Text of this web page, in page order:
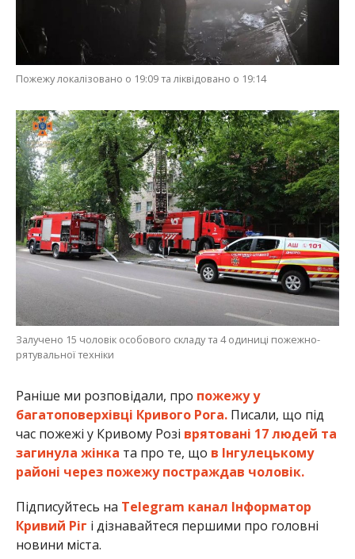
Пожежу локалізовано о 19:09 та ліквідовано о 19:14
Залучено 15 чоловік особового складу та 4 одиниці пожежно-
рятувальної техніки
Раніше ми розповідали, про пожежу у
багатоповерхівці Кривого Рога.Писали, що під
час пожежі у Кривому Розі врятовані 17 людей та
загинула жінка та про те, що в Інгулецькому
районі через пожежу постраждав чоловік.
Підписуйтесь на Telegram канал Інформатор
Кривий Ріг і дізнавайтеся першими про головні
новини міста.